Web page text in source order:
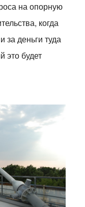
на опорную
когда
за деньги туда
это будет